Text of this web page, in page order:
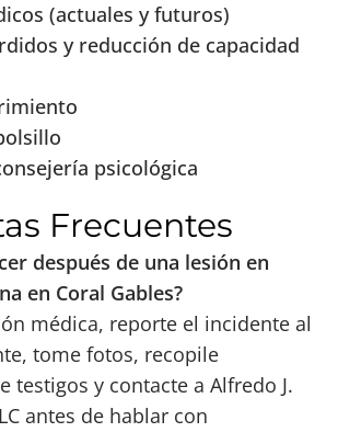
(actuales y futuros)
y reducción de capacidad
psicológica
Frecuentes
después de una lesión en
en Coral Gables?
médica, reporte el incidente al
tome fotos, recopile
testigos y contacte a Alfredo J.
antes de hablar con